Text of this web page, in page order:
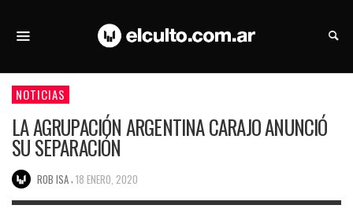
NOTICIAS
LA AGRUPACIÓN ARGENTINA CARAJO ANUNCIÓ
SU SEPARACIÓN
ROB ISA 18 ENERO, 2020